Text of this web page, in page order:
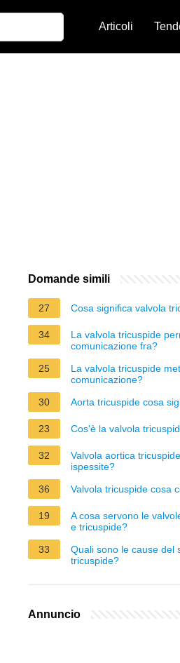
Articoli
Domande simili
27 Cosa significa valvola
34
La valvola tricuspide
comunicazione fra?
25
La valvola tricuspide
comunicazione?
30
Aorta tricuspide cosa
23 Cos'è la valvola
32
Valvola aortica
ispessite?
36
Valvola tricuspide cosa
19
A cosa servono le
e tricuspide?
33
Quali sono le cause del
tricuspide?
Annuncio